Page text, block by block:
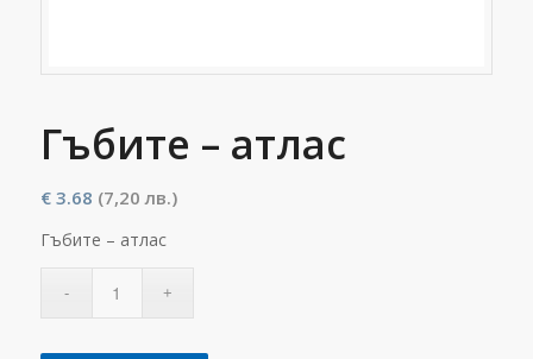
Гъбите – атлас
€3.68 (7,20 лв.)
Гъбите – атлас